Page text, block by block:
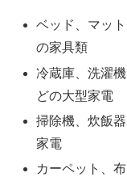
ベッド、マッ
の家具類
冷蔵庫、洗濯
どの大型家電
掃除機、炊飯
家電
カーペット、